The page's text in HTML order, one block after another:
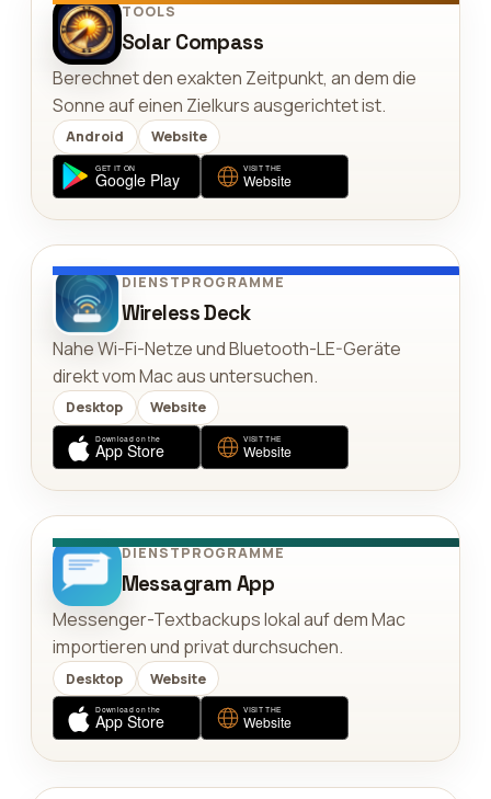
TOOLS
Solar Compass
Berechnet den exakten Zeitpunkt, an dem die
Sonne auf einen Zielkurs ausgerichtet ist.
Android Website
DIENSTPROGRAMME
Wireless Deck
Nahe Wi-Fi-Netze und Bluetooth-LE-Geräte
direkt vom Mac aus untersuchen.
Desktop Website
DIENSTPROGRAMME
Messagram App
Messenger-Textbackups lokal auf dem Mac
importieren und privat durchsuchen.
Desktop Website